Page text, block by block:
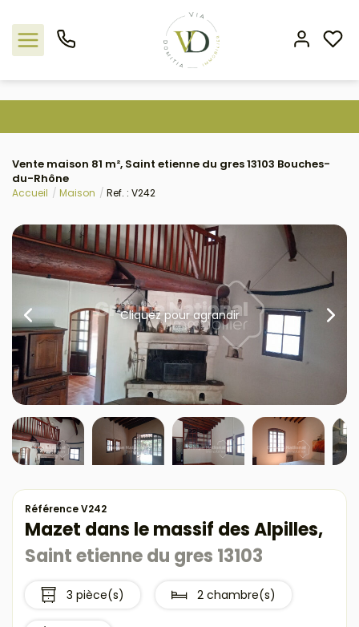
Nos offres
L'agence
Estimation
Avis clients
Vente maison 81 m², Saint etienne du gres 13103 Bouches-
du-Rhône
Accueil Maison Ref. : V242
Cliquez pour agrandir
Référence V242
Mazet dans le massif des Alpilles,
Saint etienne du gres 13103
3 pièce(s) 2 chambre(s)